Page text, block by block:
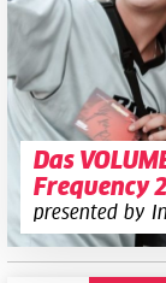
Das
Frequency
presented by